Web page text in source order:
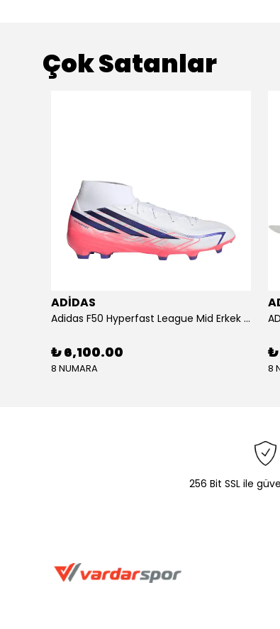
Çok Satanlar
ADİDAS
Adidas F50 Hyperfast League Mid Erkek Krampon (IH7090)
₺ 6,100.00
8 NUMARA
₺
8
256 Bit SSL ile